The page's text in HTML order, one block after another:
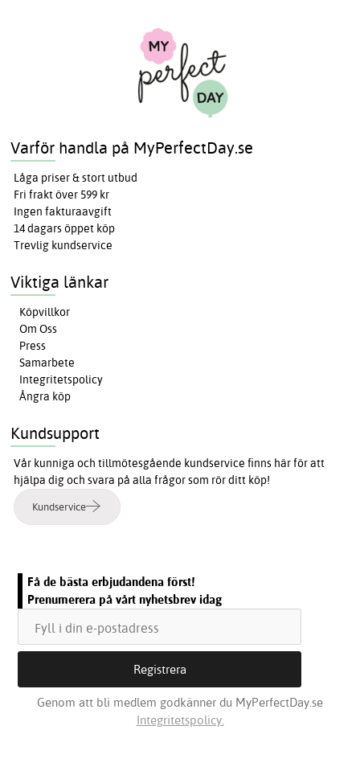
Varför handla på MyPerfectDay.se
Låga priser & stort utbud
Fri frakt över 599 kr
Ingen fakturaavgift
14 dagars öppet köp
Trevlig kundservice
Viktiga länkar
Köpvillkor
Om Oss
Press
Samarbete
Integritetspolicy
Ångra köp
Kundsupport
Vår kunniga och tillmötesgående kundservice finns här för att
hjälpa dig och svara på alla frågor som rör ditt köp!
Kundservice
Få de bästa erbjudandena först!
Prenumerera på vårt nyhetsbrev idag
Genom att bli medlem godkänner du MyPerfectDay.se
Integritetspolicy.